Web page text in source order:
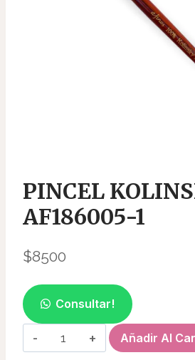
PINCEL
AF186005-1
$8500
Consultar!
PINCEL
KOLINSKY
Añadir Al